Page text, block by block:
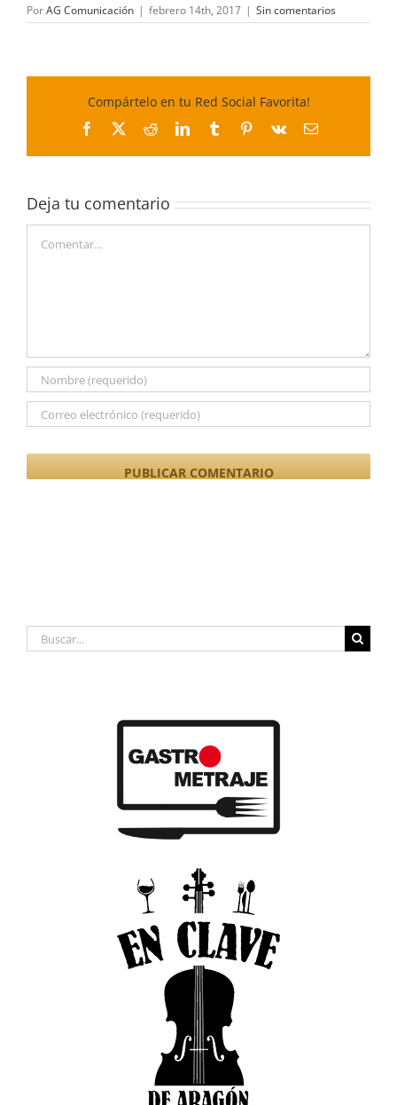
PorAG Comunicación | febrero 14th, 2017 | Sin comentarios
Compártelo en tu Red Social Favorita!
Facebook
X RedditLinkedInTumblrPinterest
Vk
Correo
Deja tu comentario
Buscar: